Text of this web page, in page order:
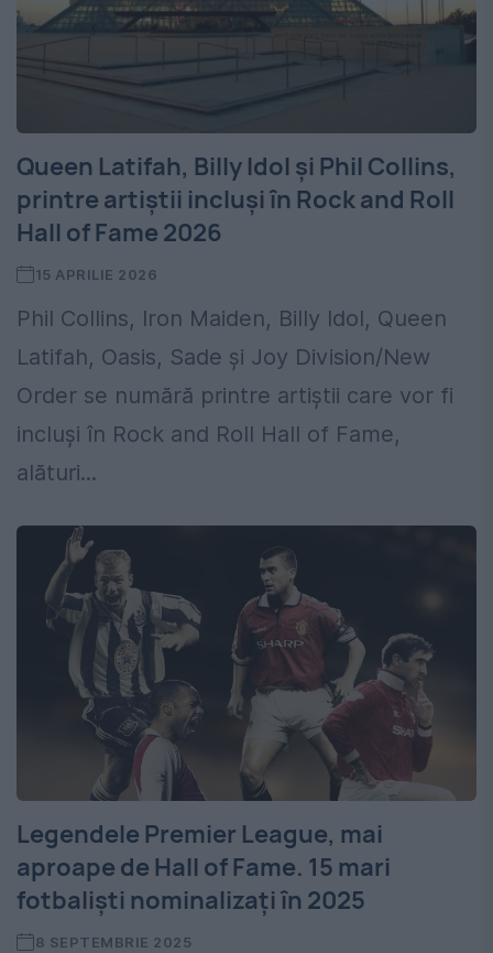
Queen Latifah, Billy Idol și Phil Collins,
printre artiștii incluși în Rock and Roll
Hall of Fame 2026
15 APRILIE 2026
Phil Collins, Iron Maiden, Billy Idol, Queen
Latifah, Oasis, Sade și Joy Division/New
Order se numără printre artiștii care vor fi
incluși în Rock and Roll Hall of Fame,
alături...
Legendele Premier League, mai
aproape de Hall of Fame. 15 mari
fotbaliști nominalizați în 2025
8 SEPTEMBRIE 2025